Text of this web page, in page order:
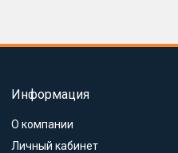
Информация
О компании
Личный кабинет